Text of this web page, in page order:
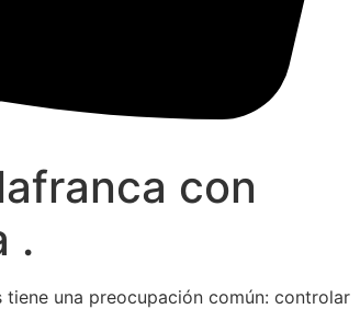
con
.
una preocupación común: controlar